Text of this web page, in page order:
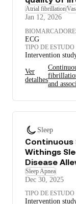
Atrial fibrillation
Jan 12, 2026
ECG
TIPO DE ESTUDO
Intervention
Ver
detalhes
and
Sleep
Continuous
Withings
Disease
Sleep Apnea
Dec 30, 2025
TIPO DE ESTUDO
Intervention